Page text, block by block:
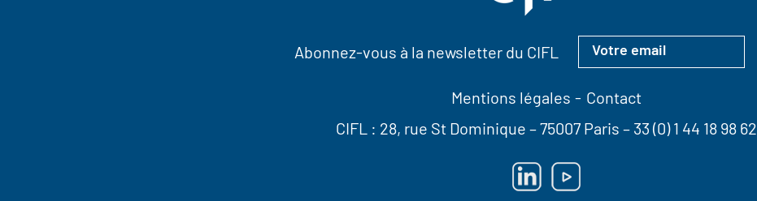
Abonnez-vous à la newsletter du CIFL
Mentions légales
Contact
CIFL : 28, rue St Dominique – 75007 Paris – 33 (0) 1 44 18 98 62